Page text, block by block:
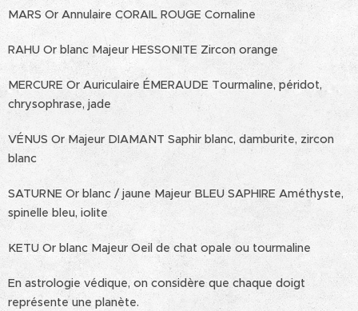
MARS Or Annulaire CORAIL ROUGE Cornaline
RAHU Or blanc Majeur HESSONITE Zircon orange
MERCURE Or Auriculaire ÉMERAUDE Tourmaline, péridot,
chrysophrase, jade
VÉNUS Or Majeur DIAMANT Saphir blanc, damburite, zircon
blanc
SATURNE Or blanc / jaune Majeur BLEU SAPHIRE Améthyste,
spinelle bleu, iolite
KETU Or blanc Majeur Oeil de chat opale ou tourmaline
En astrologie védique, on considère que chaque doigt
représente une planète.